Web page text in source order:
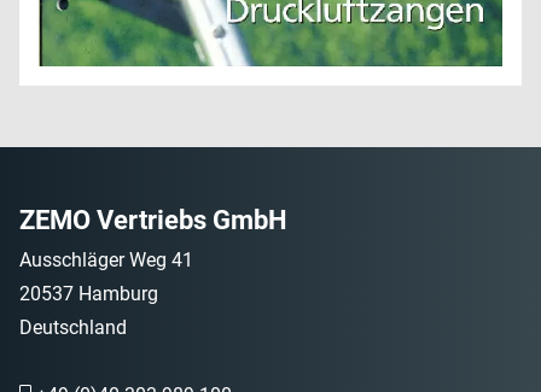
ZEMO Vertriebs GmbH
Ausschläger Weg 41
20537 Hamburg
Deutschland